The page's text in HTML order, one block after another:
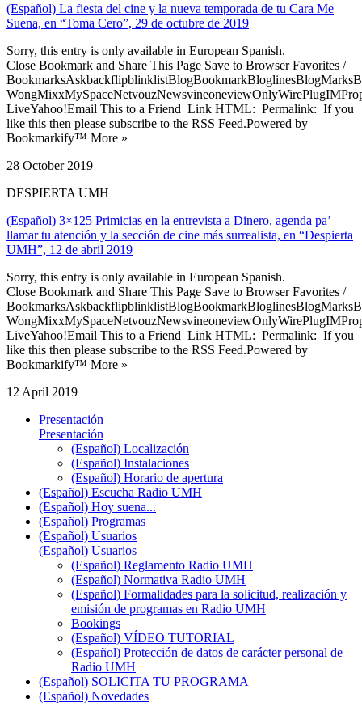
(Español) La fiesta del cine y la nueva temporada de tu Cara Me
Suena, en “Toma Cero”, 29 de octubre de 2019
Sorry, this entry is only available in European Spanish.
Close Bookmark and Share This Page Save to Browser Favorites /
LiveYahoo!Email This to a Friend Link HTML: Permalink: If you
like this then please subscribe to the RSS Feed.Powered by
Bookmarkify™ More »
28 October 2019
DESPIERTA UMH
(Español) 3×125 Primicias en la entrevista a Dinero, agenda pa’
llamar tu atención y la sección de cine más surrealista, en “Despierta
UMH”, 12 de abril 2019
Sorry, this entry is only available in European Spanish.
Close Bookmark and Share This Page Save to Browser Favorites /
LiveYahoo!Email This to a Friend Link HTML: Permalink: If you
like this then please subscribe to the RSS Feed.Powered by
Bookmarkify™ More »
12 April 2019
Presentación
Presentación
(Español) Localización
(Español) Instalaciones
(Español) Horario de apertura
(Español) Escucha Radio UMH
(Español) Hoy suena...
(Español) Programas
(Español) Usuarios
(Español) Usuarios
(Español) Reglamento Radio UMH
(Español) Normativa Radio UMH
(Español) Formalidades para la solicitud, realización y
emisión de programas en Radio UMH
Bookings
(Español) VÍDEO TUTORIAL
(Español) Protección de datos de carácter personal de
Radio UMH
(Español) SOLICITA TU PROGRAMA
(Español) Novedades